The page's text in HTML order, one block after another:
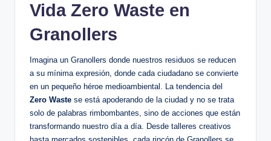
Vida Zero Waste en
Granollers
Imagina un Granollers donde nuestros residuos se reducen
a su mínima expresión, donde cada ciudadano se convierte
en un pequeño héroe medioambiental. La tendencia del
Zero Waste se está apoderando de la ciudad y no se trata
solo de palabras rimbombantes, sino de acciones que están
transformando nuestro día a día. Desde talleres creativos